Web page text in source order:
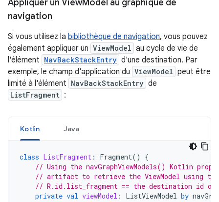
Appliquer un ViewModel au graphique de
navigation
Si vous utilisez la bibliothèque de navigation, vous pouvez
également appliquer un ViewModel au cycle de vie de
l'élément NavBackStackEntry d'une destination. Par
exemple, le champ d'application du ViewModel peut être
limité à l'élément NavBackStackEntry de
ListFragment :
Kotlin Java
class ListFragment : Fragment()
{
// Using the navGraphViewModels() Kotlin
// artifact to retrieve the ViewModel using the
// R.id.list_fragment == the destination id of
private val viewModel : ListViewModel by